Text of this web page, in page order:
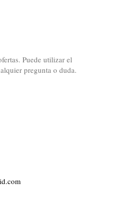
Puede utilizar el
pregunta o duda.